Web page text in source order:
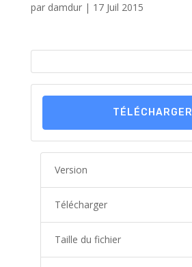
par damdur| 17 Juil 2015
TÉLÉCHARGER
Version
Télécharger
Taille du fichier